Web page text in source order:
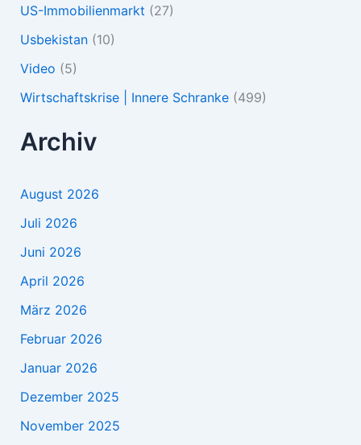
US-Immobilienmarkt (27)
Usbekistan(10)
Video (5)
Wirtschaftskrise | Innere Schranke(499)
Archiv
August 2026
Juli 2026
Juni 2026
April 2026
März 2026
Februar 2026
Januar 2026
Dezember 2025
November 2025